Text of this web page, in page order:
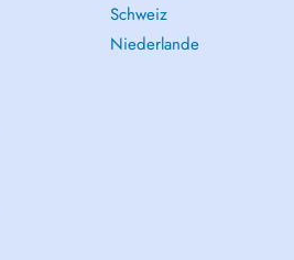
Schweiz
Niederlande